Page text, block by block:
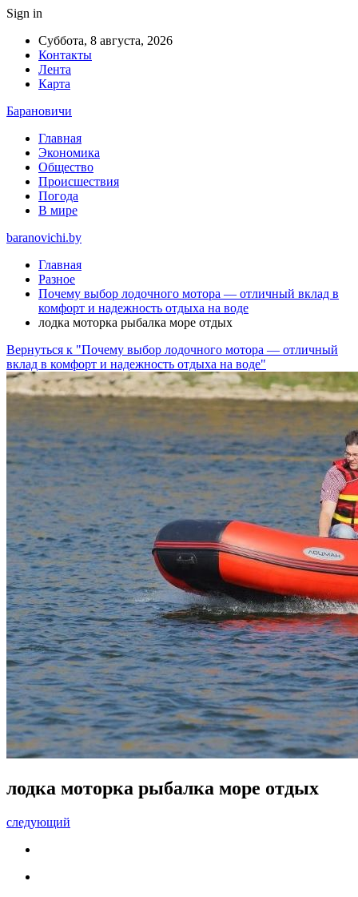
Sign in
Суббота, 8 августа, 2026
Контакты
Лента
Карта
Барановичи
Главная
Экономика
Общество
Происшествия
Погода
В мире
baranovichi.by
Главная
Разное
Почему выбор лодочного мотора — отличный вклад в
комфорт и надежность отдыха на воде
лодка моторка рыбалка море отдых
Вернуться к "Почему выбор лодочного мотора — отличный
вклад в комфорт и надежность отдыха на воде"
лодка моторка рыбалка море отдых
следующий